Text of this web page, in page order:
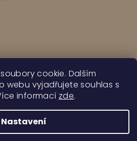
cookie. Dalším
webu vyjadřujete souhlas s
informací zde.
Nastavení
Instagramu